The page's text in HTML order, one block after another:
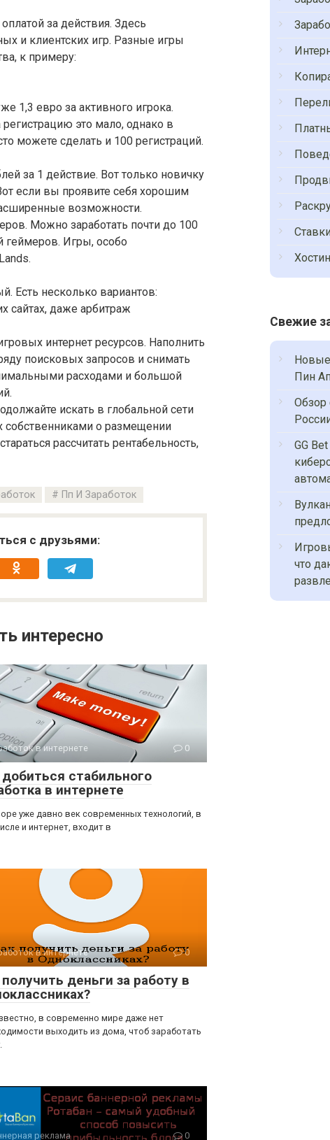
за действия. Здесь
и клиентских игр. Разные игры
к примеру:
1,3 евро за активного игрока.
это мало, однако в
можете сделать и 100 регистраций.
за 1 действие. Вот только новичку
если вы проявите себя хорошим
возможности.
Можно заработать почти до 100
геймеров. Игры, особо
Есть несколько вариантов:
сайтах, даже арбитраж
интернет ресурсов. Наполнить
поисковых запросов и снимать
расходами и большой
искать в глобальной сети
собственниками о размещении
рассчитать рентабельность,
Пп И Заработок
с друзьями:
интересно
в интернете 0
добиться стабильного
в интернете
уже давно век современных технологий, в
и интернет, входит в
в интернете 0
деньги за работу в
в современно мире даже нет
выходить из дома, чтоб заработать
реклама 0
Свежие
Пин
Обзор
GG
что